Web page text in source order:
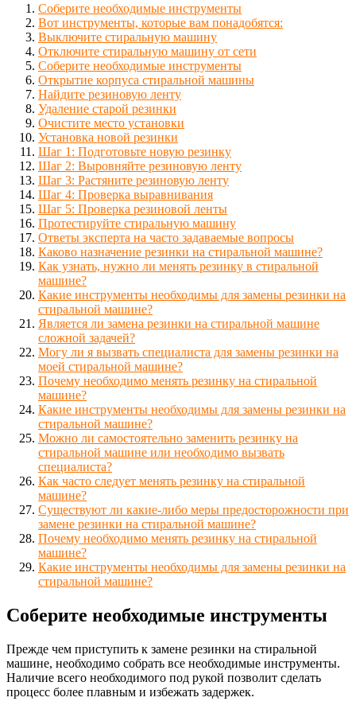
Соберите необходимые инструменты
Вот инструменты, которые вам понадобятся:
Выключите стиральную машину
Отключите стиральную машину от сети
Соберите необходимые инструменты
Открытие корпуса стиральной машины
Найдите резиновую ленту
Удаление старой резинки
Очистите место установки
Установка новой резинки
Шаг 1: Подготовьте новую резинку
Шаг 2: Выровняйте резиновую ленту
Шаг 3: Растяните резиновую ленту
Шаг 4: Проверка выравнивания
Шаг 5: Проверка резиновой ленты
Протестируйте стиральную машину
Ответы эксперта на часто задаваемые вопросы
Каково назначение резинки на стиральной машине?
Как узнать, нужно ли менять резинку в стиральной
машине?
Какие инструменты необходимы для замены резинки на
стиральной машине?
Является ли замена резинки на стиральной машине
сложной задачей?
Могу ли я вызвать специалиста для замены резинки на
моей стиральной машине?
Почему необходимо менять резинку на стиральной
машине?
Какие инструменты необходимы для замены резинки на
стиральной машине?
Можно ли самостоятельно заменить резинку на
стиральной машине или необходимо вызвать
специалиста?
Как часто следует менять резинку на стиральной
машине?
Существуют ли какие-либо меры предосторожности при
замене резинки на стиральной машине?
Почему необходимо менять резинку на стиральной
машине?
Какие инструменты необходимы для замены резинки на
стиральной машине?
Соберите необходимые инструменты
Прежде чем приступить к замене резинки на стиральной
машине, необходимо собрать все необходимые инструменты.
Наличие всего необходимого под рукой позволит сделать
процесс более плавным и избежать задержек.